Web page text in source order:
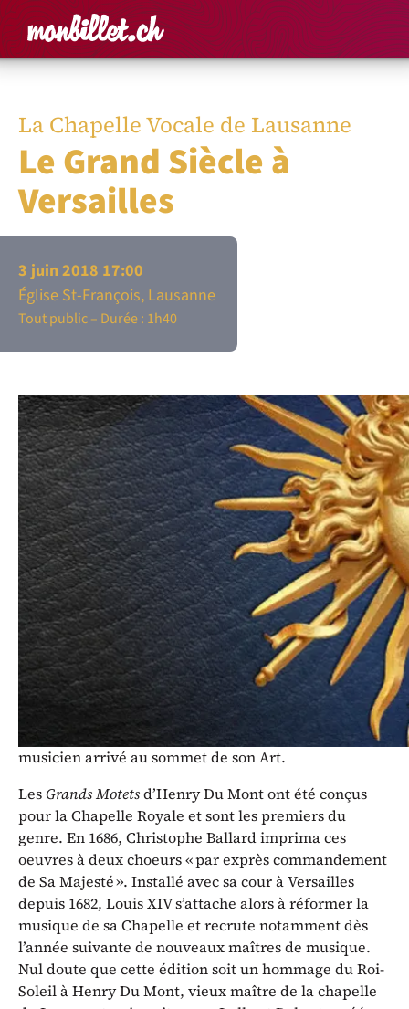
Accueil Rechercher un
Panier
La Chapelle Vocale de Lausanne
Le Grand Siècle à
Versailles
3 juin 2018 17:00
Église St-François, Lausanne
Tout public Durée : 1h40
Chefs-d’oeuvre du Grand Siècle à la
cour de Louis XIV
LaMissa « Assumpta est Maria »est la dernière et
certainement la plus complexe des messes
composées par Marc-Antoine Charpentier, chef-
d’oeuvre admirable tant par la qualité de la musique
que par la profonde foi qui s’en dégage. Elle a suscité
suffisamment d’engouement pour qu’une étude
analytique lui soit consacrée. Cette messe,
vraisemblablement sa plus parfaite et dont on ne
trouve que très peu d’autres exemples
contemporains, démontre la sereine maîtrise d’un
musicien arrivé au sommet de son Art.
LesGrands Motetsd’Henry Du Mont ont été conçus
pour la Chapelle Royale et sont les premiers du
genre. En 1686, Christophe Ballard imprima ces
oeuvres à deux choeurs « par exprès commandement
de Sa Majesté ». Installé avec sa cour à Versailles
depuis 1682, Louis XIV s’attache alors à réformer la
musique de sa Chapelle et recrute notamment dès
l’année suivante de nouveaux maîtres de musique.
Nul doute que cette édition soit un hommage du Roi-
Soleil à Henry Du Mont, vieux maître de la chapelle